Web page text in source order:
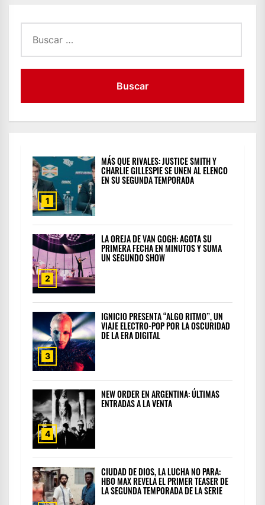
1
MÁS QUE RIVALES: JUSTICE SMITH Y
CHARLIE GILLESPIE SE UNEN AL ELENCO
EN SU SEGUNDA TEMPORADA
2
LA OREJA DE VAN GOGH: AGOTA SU
PRIMERA FECHA EN MINUTOS Y SUMA
UN SEGUNDO SHOW
3
IGNICIO PRESENTA “ALGO RITMO”, UN
VIAJE ELECTRO-POP POR LA OSCURIDAD
DE LA ERA DIGITAL
4
NEW ORDER EN ARGENTINA: ÚLTIMAS
ENTRADAS A LA VENTA
CIUDAD DE DIOS, LA LUCHA NO PARA:
HBO MAX REVELA EL PRIMER TEASER DE
LA SEGUNDA TEMPORADA DE LA SERIE